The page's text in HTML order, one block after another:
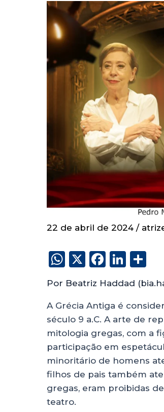
22 de abril de 2024 /
W
h
a
ts
A
p
p
X
F
c
e
b
o
o
k
Li
n
k
e
dI
n
h
a
re
Por Beatriz Haddad
A Grécia Antiga é
século 9 a.C. A arte de
mitologia gregas, com a
participação em
minoritário de homens
filhos de pais também
gregas, eram proibidas
teatro.